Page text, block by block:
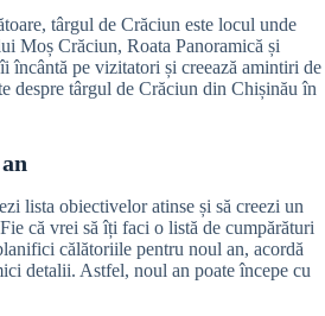
târgul de Crăciun este locul unde
Moș Crăciun, Roata Panoramică și
încântă pe vizitatori și creează amintiri de
despre târgul de Crăciun din Chișinău în
lista obiectivelor atinse și să creezi un
că vrei să îți faci o listă de cumpărături
călătoriile pentru noul an, acordă
detalii. Astfel, noul an poate începe cu